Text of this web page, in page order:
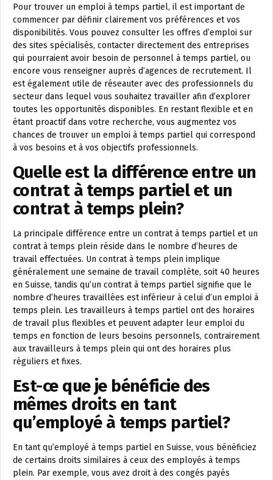
Pour trouver un emploi à temps partiel, il est important de
commencer par définir clairement vos préférences et vos
disponibilités. Vous pouvez consulter les offres d’emploi sur
des sites spécialisés, contacter directement des entreprises
qui pourraient avoir besoin de personnel à temps partiel, ou
encore vous renseigner auprès d’agences de recrutement. Il
est également utile de réseauter avec des professionnels du
secteur dans lequel vous souhaitez travailler afin d’explorer
toutes les opportunités disponibles. En restant flexible et en
étant proactif dans votre recherche, vous augmentez vos
chances de trouver un emploi à temps partiel qui correspond
à vos besoins et à vos objectifs professionnels.
Quelle est la différence entre un
contrat à temps partiel et un
contrat à temps plein?
La principale différence entre un contrat à temps partiel et un
contrat à temps plein réside dans le nombre d’heures de
travail effectuées. Un contrat à temps plein implique
généralement une semaine de travail complète, soit 40 heures
en Suisse, tandis qu’un contrat à temps partiel signifie que le
nombre d’heures travaillées est inférieur à celui d’un emploi à
temps plein. Les travailleurs à temps partiel ont des horaires
de travail plus flexibles et peuvent adapter leur emploi du
temps en fonction de leurs besoins personnels, contrairement
aux travailleurs à temps plein qui ont des horaires plus
réguliers et fixes.
Est-ce que je bénéficie des
mêmes droits en tant
qu’employé à temps partiel?
En tant qu’employé à temps partiel en Suisse, vous bénéficiez
de certains droits similaires à ceux des employés à temps
plein. Par exemple, vous avez droit à des congés payés